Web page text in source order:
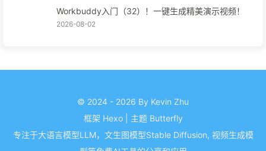
Workbuddy入门（32）！一键生成精美演示视频！
2026-08-02
© 2024 - 2026 By Kevin Zhu
框架 Hexo 主题 Butterfly
专注于大语言模型LLM，文生图模型Stable Diffusion, 视频生成模